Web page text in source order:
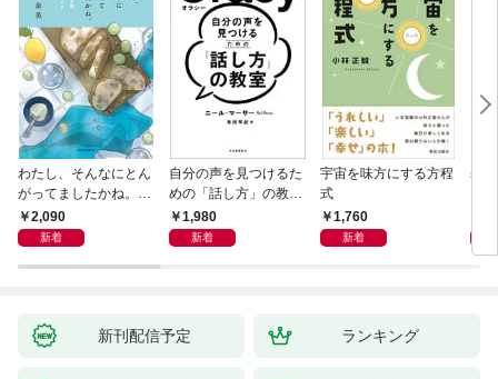
わたし、そんなにとん
がってましたかね。
獅子座、Ａ型、丙午は
めぐる
2,090
新着
自分の声を見つけるた
めの「話し方」の教
室 Ｏｒａｃｙ（オラ
シー）
1,980
新着
宇宙を味方にする方程
式
1,760
新着
基
新刊配信予定 ランキング